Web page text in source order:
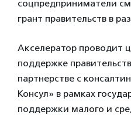
соцпредприниматели
грант правительств в
Акселератор проводит
поддержке
партнерстве с
Консул» в рамках
поддержки малого и